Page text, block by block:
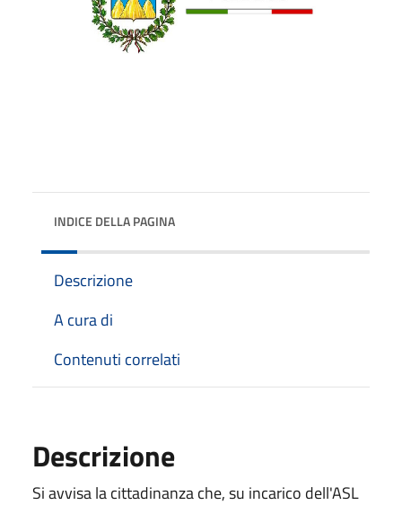
INDICE DELLA PAGINA
Descrizione
A cura di
Contenuti correlati
Descrizione
Si avvisa la cittadinanza che, su incarico dell'ASL